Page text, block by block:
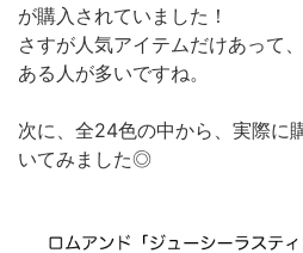
が購入されていました！
さすが人気アイテムだけあって
ある人が多いですね。
次に、全24色の中から、実際に
いてみました◎